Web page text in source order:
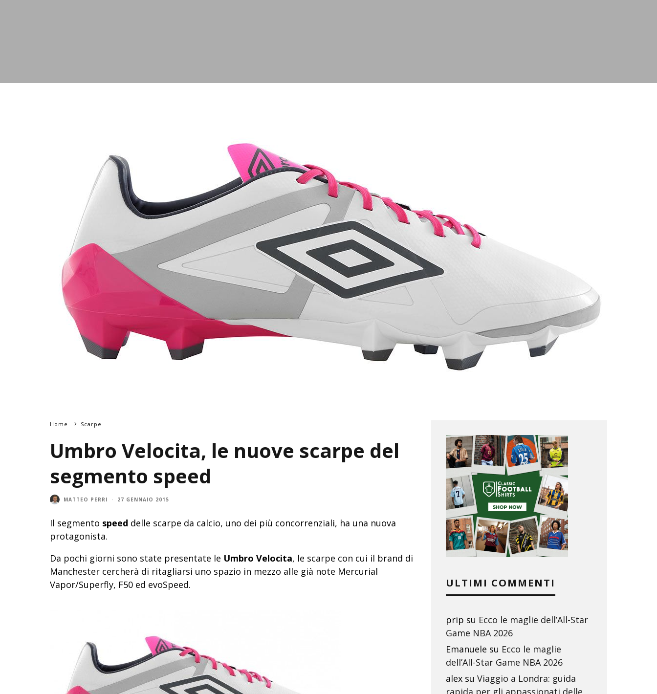
Home Scarpe
Umbro Velocita, le nuove scarpe del
segmento speed
MATTEO PERRI · 27 GENNAIO 2015
Il segmento speed delle scarpe da calcio, uno dei più concorrenziali, ha una nuova
protagonista.
Da pochi giorni sono state presentate le Umbro Velocita, le scarpe con cui il brand di
Manchester cercherà di ritagliarsi uno spazio in mezzo alle già note Mercurial
Vapor/Superfly, F50 ed evoSpeed.
ULTIMI COMMENTI
prip su Ecco le maglie dell’All-Star
Game NBA 2026
Emanuele su Ecco le maglie
dell’All-Star Game NBA 2026
alex su Viaggio a Londra: guida
rapida per gli appassionati delle